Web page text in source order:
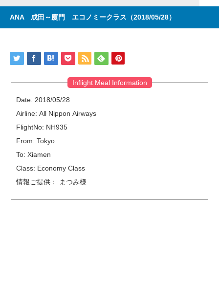
ANA 成田～廈門 エコノミークラス（2018/05/28）
Inflight Meal Information
Date: 2018/05/28
Airline: All Nippon Airways
FlightNo: NH935
From: Tokyo
To: Xiamen
Class: Economy Class
情報ご提供： まつみ様